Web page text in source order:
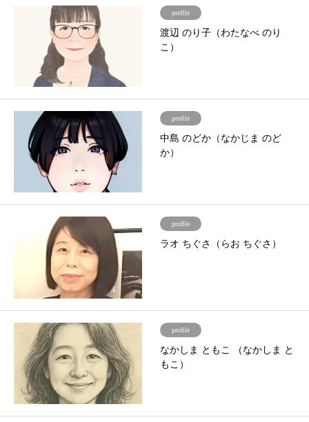
profile
渡辺 のり子（わたなべ のり
こ）
profile
中島 のどか（なかじま のど
か）
profile
ラオ ちぐさ（らお ちぐさ）
profile
なかしま ともこ （なかしま と
もこ）